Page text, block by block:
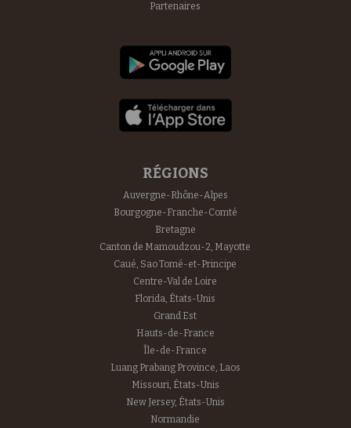
Partenaires
RÉGIONS
Auvergne-Rhône-Alpes
Bourgogne-Franche-Comté
Bretagne
Canton de Mamoudzou-2, Mayotte
Caué, Sao Tomé-et-Principe
Centre-Val de Loire
Florida, États-Unis
Grand Est
Hauts-de-France
Île-de-France
Luang Prabang Province, Laos
Missouri, États-Unis
New Jersey, États-Unis
Normandie